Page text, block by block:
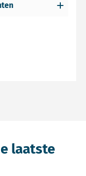
laatste